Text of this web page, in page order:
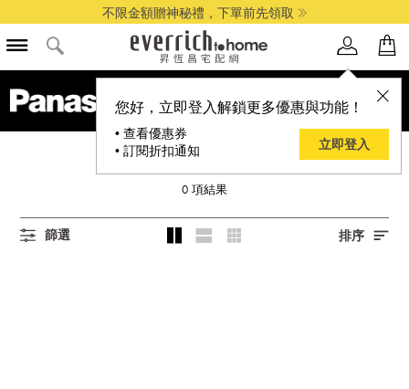
不限金額贈神秘禮，下單前先領取
您好，立即登入解鎖更多優惠與功能！
• 查看優惠券
• 訂閱折扣通知
立即登入
PANASONIC 國際牌
0 項結果
篩選 排序